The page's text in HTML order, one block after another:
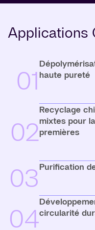
Applications
01 haute pureté
02
Recyclage
mixtes pour
premières
03Purification
04circularité